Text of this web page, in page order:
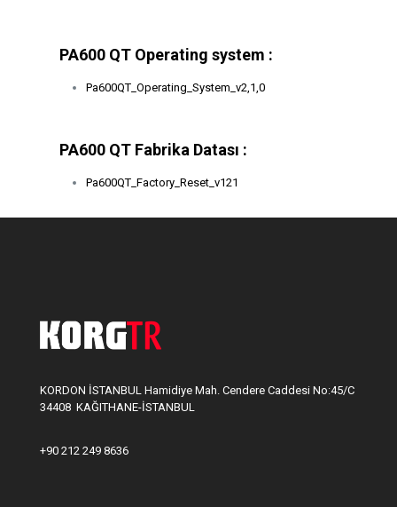
PA600 QT Operating system :
Pa600QT_ Operating_System_v2,1,0
PA600 QT Fabrika Datası :
Pa600QT_Factory_Reset_v121
KORDON İSTANBUL Hamidiye Mah. Cendere Caddesi No:45/C
34408 KAĞITHANE-İSTANBUL
+90 212 249 8636